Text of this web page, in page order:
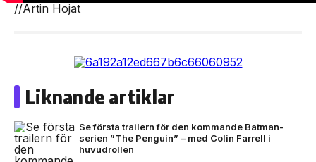
//Artin Hojat
Liknande artiklar
Se första trailern för den kommande Batman-
serien ”The Penguin” – med Colin Farrell i
huvudrollen